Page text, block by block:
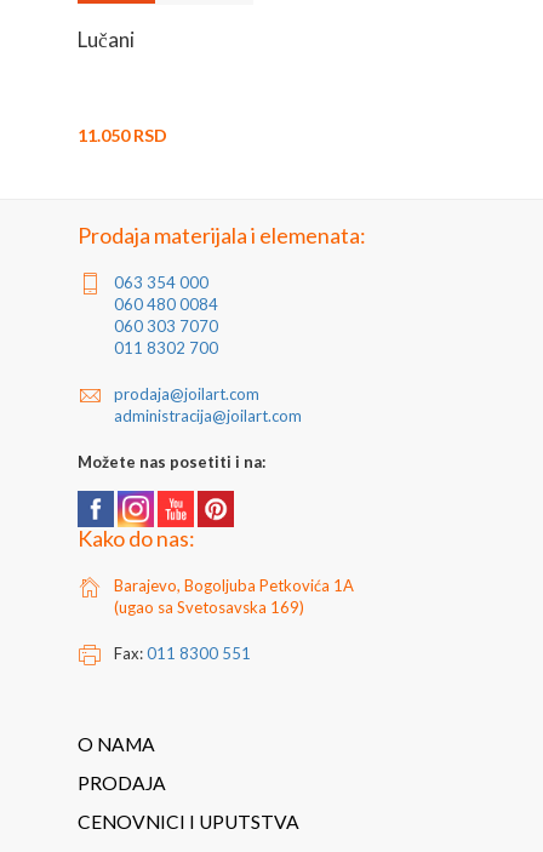
Lučani
11.050 RSD
Prodaja materijala i elemenata:
063 354 000
060 480 0084
060 303 7070
011 8302 700
prodaja@joilart.com
administracija@joilart.com
Možete nas posetiti i na:
Kako do nas:
Barajevo, Bogoljuba Petkovića 1A
(ugao sa Svetosavska 169)
Fax:011 8300 551
O NAMA
PRODAJA
CENOVNICI I UPUTSTVA